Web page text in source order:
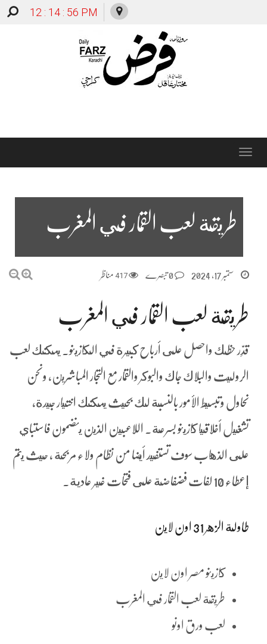
12 : 14 : 57 PM
Toggle
طريقة لعب القمار في المغرب
ستمبر 17, 2024 417 مناظر
طريقة لعب القمار في المغرب
قدِّر حظك واحصل على أرباح كبيرة في الكازينو. يمكنك لعب
الروليت والبلاك جاك والبوكر والقمار مع التجار المباشرين، ونحن
نحاول وتبسيط الأمور بالنسبة لك بحيث يمكنك اختيار جيدة,
تشغيل أخلاقيا كازينو بسرعة. اللاعبين الذين ينضمون فاستباي
على الذهاب سوف تستفيد أيضا من نظام ولاء مربحة ، حيث يتم
إعطاء 10 لفات فضفاضة على فتحات غير عادية.
طاولة الزهر 31 اون لاين
كازينو مصر اون لاين
طريقة لعب القمار في المغرب
لعب ورق اونو